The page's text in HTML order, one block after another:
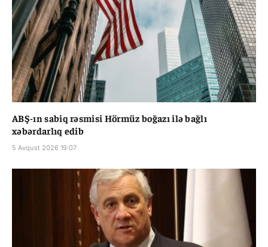
ABŞ-ın sabiq rəsmisi Hörmüz boğazı ilə bağlı
xəbərdarlıq edib
5 Avqust 2026 19:07